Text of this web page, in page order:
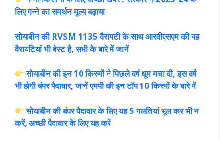
लिए गन्ने का समर्थन मूल्य बढ़ाया
सोयाबीन की RVSM 1135 वैरायटी के साथ आरवीएसएम की यह
वैरायटियां भी बेस्ट है, सभी के बारे में जानें
सोयाबीन की इन 10 किस्मों ने पिछले वर्ष धूम मचा दी, इस वर्ष
भी होगी बंपर पैदावार, जानें एमपी की इन टॉप 10 किस्मों के बारे में
सोयाबीन की बंपर पैदावार के लिए यह 5 गलतियां भूल कर भी न
करें, अच्छी पैदावार के लिए यह करें